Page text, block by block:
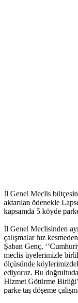
İl Genel Meclis
aktarılan ödenekle
kapsamda 5 köyde
İl Genel Meclisinden
çalışmalar hız
Şaban Genç,
meclis üyelerimizle
ölçüsünde
ediyoruz. Bu
Hizmet Götürme
parke taş döşeme